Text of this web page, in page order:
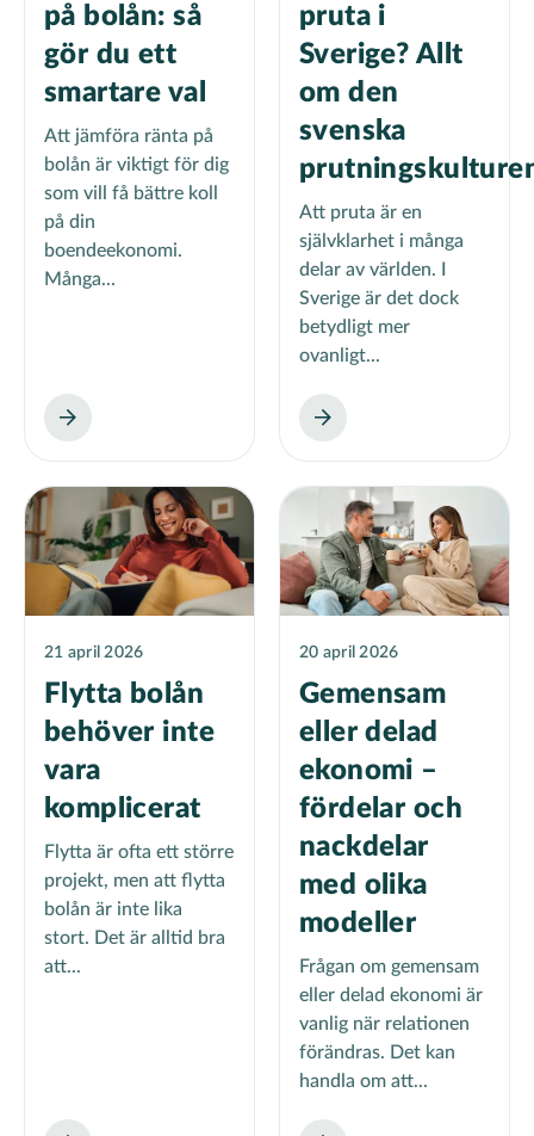
på bolån: så
gör du ett
smartare val
Att jämföra ränta på
bolån är viktigt för dig
som vill få bättre koll
på din
boendeekonomi.
Många...
pruta i
Sverige? Allt
om den
svenska
Att pruta är en
självklarhet i många
delar av världen. I
Sverige är det dock
betydligt mer
ovanligt...
21 april 2026
Flytta bolån
behöver inte
vara
komplicerat
Flytta är ofta ett större
projekt, men att flytta
bolån är inte lika
stort. Det är alltid bra
att...
20 april 2026
Gemensam
eller delad
ekonomi –
fördelar och
nackdelar
med olika
modeller
Frågan om gemensam
eller delad ekonomi är
vanlig när relationen
förändras. Det kan
handla om att...